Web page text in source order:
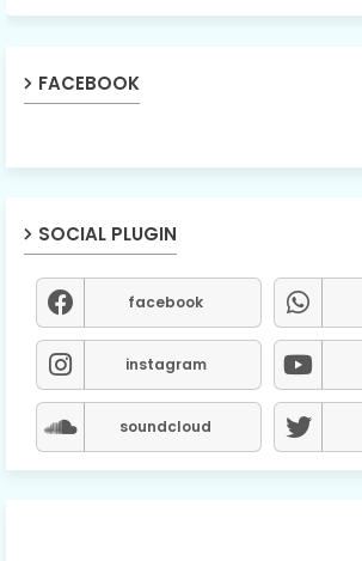
FACEBOOK
SOCIAL PLUGIN
facebook
instagram
soundcloud